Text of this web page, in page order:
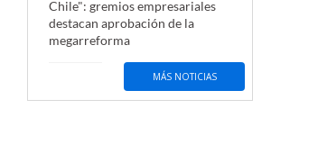
Chile": gremios empresariales
destacan aprobación de la
megarreforma
MÁS NOTICIAS